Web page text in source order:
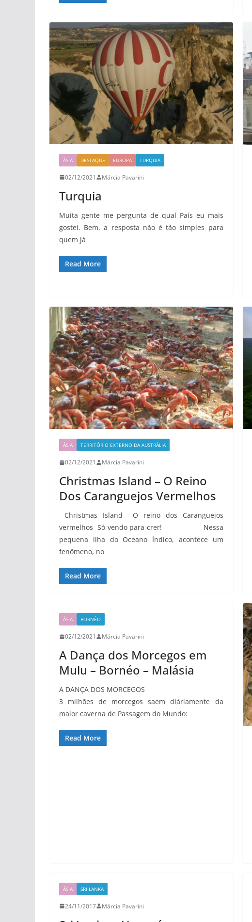
ÁSIA DESTAQUE EUROPA TURQUIA
02/12/2021 Márcia Pavarini
Turquia
Muita gente me pergunta de qual País eu mais
gostei. Bem, a resposta não é tão simples para
quem já
Read More
ÁSIA TERRITÓRIO EXTERNO DA AUSTRÁLIA
02/12/2021 Márcia Pavarini
Christmas Island – O Reino
Dos Caranguejos Vermelhos
Christmas Island O reino dos Caranguejos
vermelhos Só vendo para crer! Nessa
pequena ilha do Oceano Índico, acontece um
fenômeno, no
Read More
ÁSIA BORNÉO
02/12/2021 Márcia Pavarini
A Dança dos Morcegos em
Mulu – Bornéo – Malásia
A DANÇA DOS MORCEGOS
3 milhões de morcegos saem diáriamente da
maior caverna de Passagem do Mundo:
Read More
ÁSIA SRI LANKA
24/11/2017 Márcia Pavarini